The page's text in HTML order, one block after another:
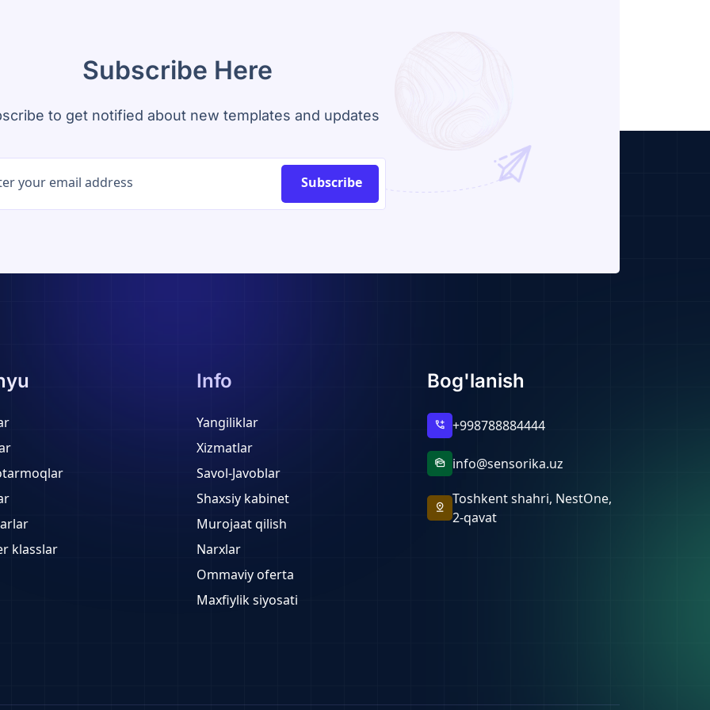
Subscribe Here
to get notified about new templates and updates
Subscribe
klasslar
Info
Yangiliklar
Xizmatlar
Savol-Javoblar
Shaxsiy kabinet
Murojaat qilish
Narxlar
Ommaviy oferta
Maxfiylik siyosati
Bog'lanish
add_call +998788884444
mark_as_unread info@sensorika.uz
pin_drop
Toshkent shahri, NestOne,
2-qavat